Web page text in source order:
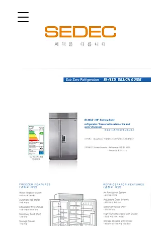
쎄덱은 다릅니다